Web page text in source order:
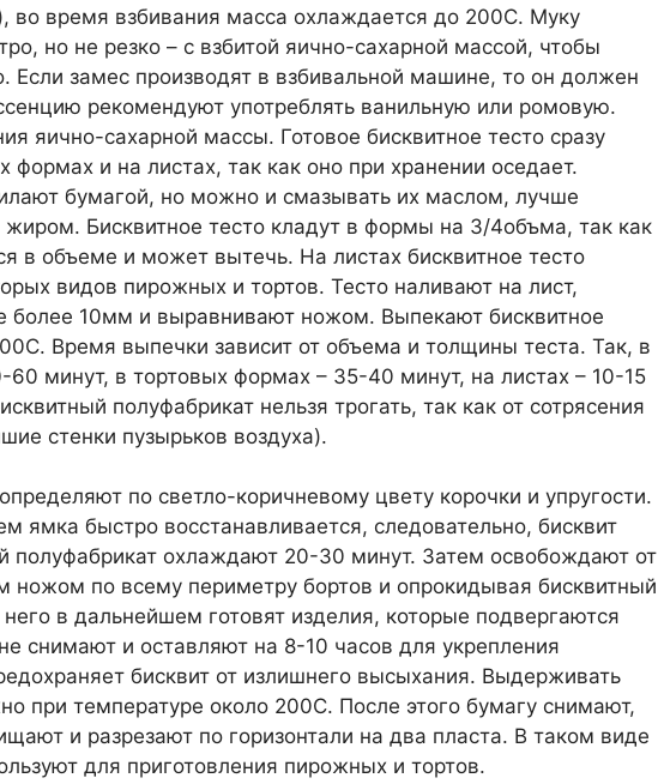
во время взбивания масса охлаждается до 200С. Муку
но не резко – с взбитой яично-сахарной массой, чтобы
Если замес производят в взбивальной машине, то он должен
рекомендуют употреблять ванильную или ромовую.
яично-сахарной массы. Готовое бисквитное тесто сразу
формах и на листах, так как оно при хранении оседает.
бумагой, но можно и смазывать их маслом, лучше
Бисквитное тесто кладут в формы на 3/4объма, так как
в объеме и может вытечь. На листах бисквитное тесто
видов пирожных и тортов. Тесто наливают на лист,
более 10мм и выравнивают ножом. Выпекают бисквитное
Время выпечки зависит от объема и толщины теста. Так, в
60 минут, в тортовых формах – 35-40 минут, на листах – 10-15
полуфабрикат нельзя трогать, так как от сотрясения
стенки пузырьков воздуха).
по светло-коричневому цвету корочки и упругости.
ямка быстро восстанавливается, следовательно, бисквит
полуфабрикат охлаждают 20-30 минут. Затем освобождают от
ножом по всему периметру бортов и опрокидывая бисквитный
в дальнейшем готовят изделия, которые подвергаются
снимают и оставляют на 8-10 часов для укрепления
бисквит от излишнего высыхания. Выдерживать
при температуре около 200С. После этого бумагу снимают,
и разрезают по горизонтали на два пласта. В таком виде
для приготовления пирожных и тортов.